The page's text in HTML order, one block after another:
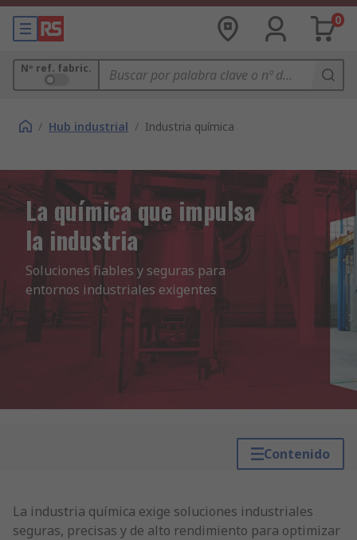
0
Nº ref. fabric.
/ Hub industrial / Industria química
La química que impulsa
la industria
Soluciones fiables y seguras para
entornos industriales exigentes
Contenido
La industria química exige soluciones industriales
seguras, precisas y de alto rendimiento para optimizar